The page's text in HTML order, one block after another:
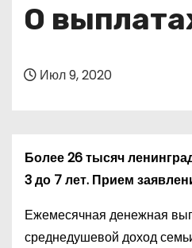
О
Июл 9, 2020
Более 26 тысяч
3 до 7 лет. Прием
Ежемесячная денежная
среднедушевой доход